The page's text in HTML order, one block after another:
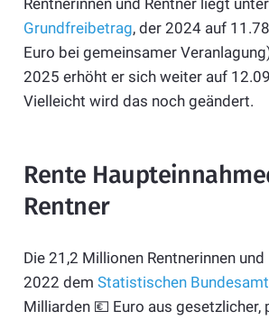
Rentnerinnen und Rentner liegt
Grundfreibetrag, der 2024 auf
Euro bei gemeinsamer
2025 erhöht er sich weiter auf
Vielleicht wird das noch geändert.
Rente
Rentner
Die 21,2 Millionen Rentnerinnen und
2022 dem Statistischen
Milliarden 💶 Euro aus gesetzlicher,